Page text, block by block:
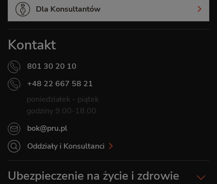
Ubezpieczenie na życie i zdrowie
Kontakt
801 30 20 10
+48 22 667 58 21
poniedziałek - piątek
godziny 9.00-18.00
bok@pru.pl
Oddziały i Konsultanci
Dla Konsultantów